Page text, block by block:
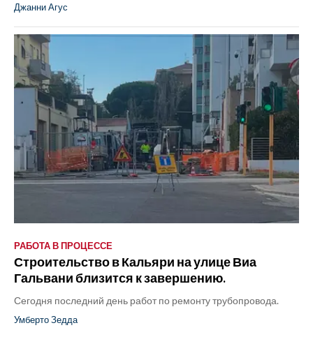
Джанни Агус
РАБОТА В ПРОЦЕССЕ
Строительство в Кальяри на улице Виа
Гальвани близится к завершению.
Сегодня последний день работ по ремонту трубопровода.
Умберто Зедда